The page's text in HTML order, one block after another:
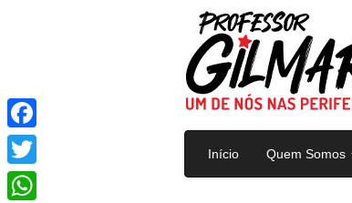
Pular para o conteúdo
Início Quem Somos
Facebook
Twitter